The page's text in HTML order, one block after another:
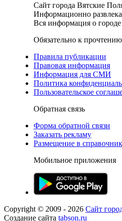
Сайт города Вятские
Информационно
Вся информация о
Обязательно к прочтению
Правила публикации
Правовая информация
Информация для СМИ
Политика
Пользовательское
Обратная связь
Форма обратной связи
Заказать рекламу
Размещение в
Мобильное приложения
Copyright © 2009 - 2026 Сайт
Создание сайта tabson.ru